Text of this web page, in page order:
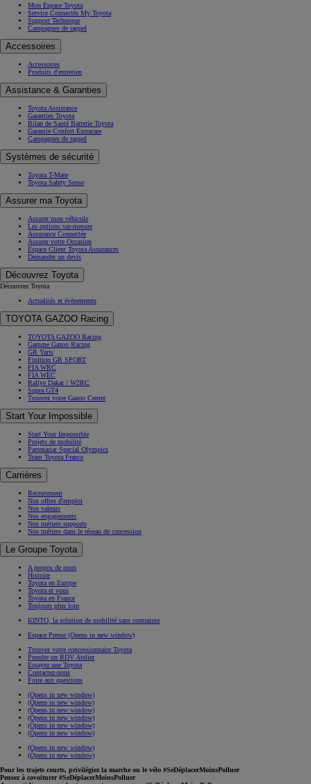
Mon Espace Toyota
Service Connectés My Toyota
Support Technique
Campagnes de rappel
Accessoires
Accessoires
Produits d'entretien
Assistance & Garanties
Toyota Assistance
Garanties Toyota
Bilan de Santé Batterie Toyota
Garantie Confort Extracare
Campagnes de rappel
Systèmes de sécurité
Toyota T-Mate
Toyota Safety Sense
Assurer ma Toyota
Assurer mon véhicule
Les options sur-mesure
Assurance Connectée
Assurer votre Occasion
Espace Client Toyota Assurances
Demander un devis
Découvrez Toyota
Découvrez Toyota
Actualités et évènements
TOYOTA GAZOO Racing
TOYOTA GAZOO Racing
Gamme Gazoo Racing
GR Yaris
Finition GR SPORT
FIA WRC
FIA WEC
Rallye Dakar / W2RC
Supra GT4
Trouvez votre Gazoo Center
Start Your Impossible
Start Your Impossible
Projets de mobilité
Partenariat Special Olympics
Team Toyota France
Carrières
Recrutement
Nos offres d'emploi
Nos valeurs
Nos engagements
Nos métiers supports
Nos métiers dans le réseau de concession
Le Groupe Toyota
A propos de nous
Histoire
Toyota en Europe
Toyota et vous
Toyota en France
Toujours plus loin
KINTO, la solution de mobilité sans contrainte
Espace Presse (Opens in new window)
Trouvez votre concessionnaire Toyota
Prendre un RDV Atelier
Essayez une Toyota
Contactez-nous
Foire aux questions
(Opens in new window)
(Opens in new window)
(Opens in new window)
(Opens in new window)
(Opens in new window)
(Opens in new window)
(Opens in new window)
(Opens in new window)
Pour les trajets courts, privilégiez la marche ou le vélo #SeDéplacerMoinsPolluer
Pensez à covoiturer #SeDéplacerMoinsPolluer